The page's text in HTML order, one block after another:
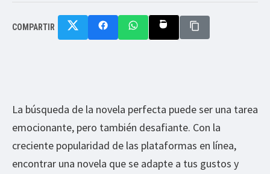
COMPARTIR
La búsqueda de la novela perfecta puede ser una tarea
emocionante, pero también desafiante. Con la
creciente popularidad de las plataformas en línea,
encontrar una novela que se adapte a tus gustos y